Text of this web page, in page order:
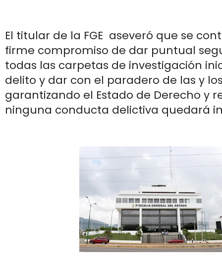
El titular de la FGE aseveró que se
firme compromiso de dar puntual
todas las carpetas de investigación
delito y dar con el paradero de las y
garantizando el Estado de Derecho y
ninguna conducta delictiva quedará